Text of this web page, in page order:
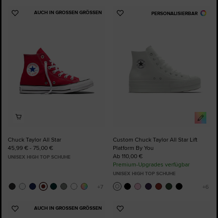
AUCH IN GROSSEN GRÖSSEN
Zu
Chuck Taylor All Star
45,99 € - 75,00 €
UNISEX HIGH TOP SCHUHE
PERSONALISIERBAR
Zu
Custom Chuck Taylor All Star Lift
Platform By You
Ab 110,00 €
Premium-Upgrades verfügbar
UNISEX HIGH TOP SCHUHE
AUCH IN GROSSEN GRÖSSEN
Zu
Zu